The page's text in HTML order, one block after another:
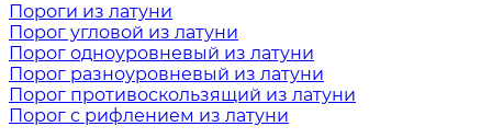
Пороги из латуни
Порог угловой из латуни
Порог одноуровневый из латуни
Порог разноуровневый из латуни
Порог противоскользящий из латуни
Порог с рифлением из латуни